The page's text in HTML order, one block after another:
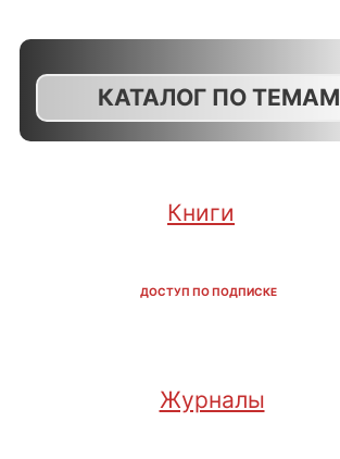
КАТАЛОГ ПО ТЕМАМ
Книги
ДОСТУП ПО ПОДПИСКЕ
Журналы